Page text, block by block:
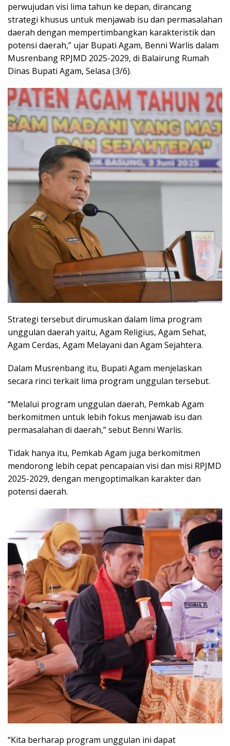
perwujudan visi lima tahun ke depan, dirancang
strategi khusus untuk menjawab isu dan permasalahan
daerah dengan mempertimbangkan karakteristik dan
potensi daerah,” ujar Bupati Agam, Benni Warlis dalam
Musrenbang RPJMD 2025-2029, di Balairung Rumah
Dinas Bupati Agam, Selasa (3/6).
Strategi tersebut dirumuskan dalam lima program
unggulan daerah yaitu, Agam Religius, Agam Sehat,
Agam Cerdas, Agam Melayani dan Agam Sejahtera.
Dalam Musrenbang itu, Bupati Agam menjelaskan
secara rinci terkait lima program unggulan tersebut.
“Melalui program unggulan daerah, Pemkab Agam
berkomitmen untuk lebih fokus menjawab isu dan
permasalahan di daerah,” sebut Benni Warlis.
Tidak hanya itu, Pemkab Agam juga berkomitmen
mendorong lebih cepat pencapaian visi dan misi RPJMD
2025-2029, dengan mengoptimalkan karakter dan
potensi daerah.
“Kita berharap program unggulan ini dapat